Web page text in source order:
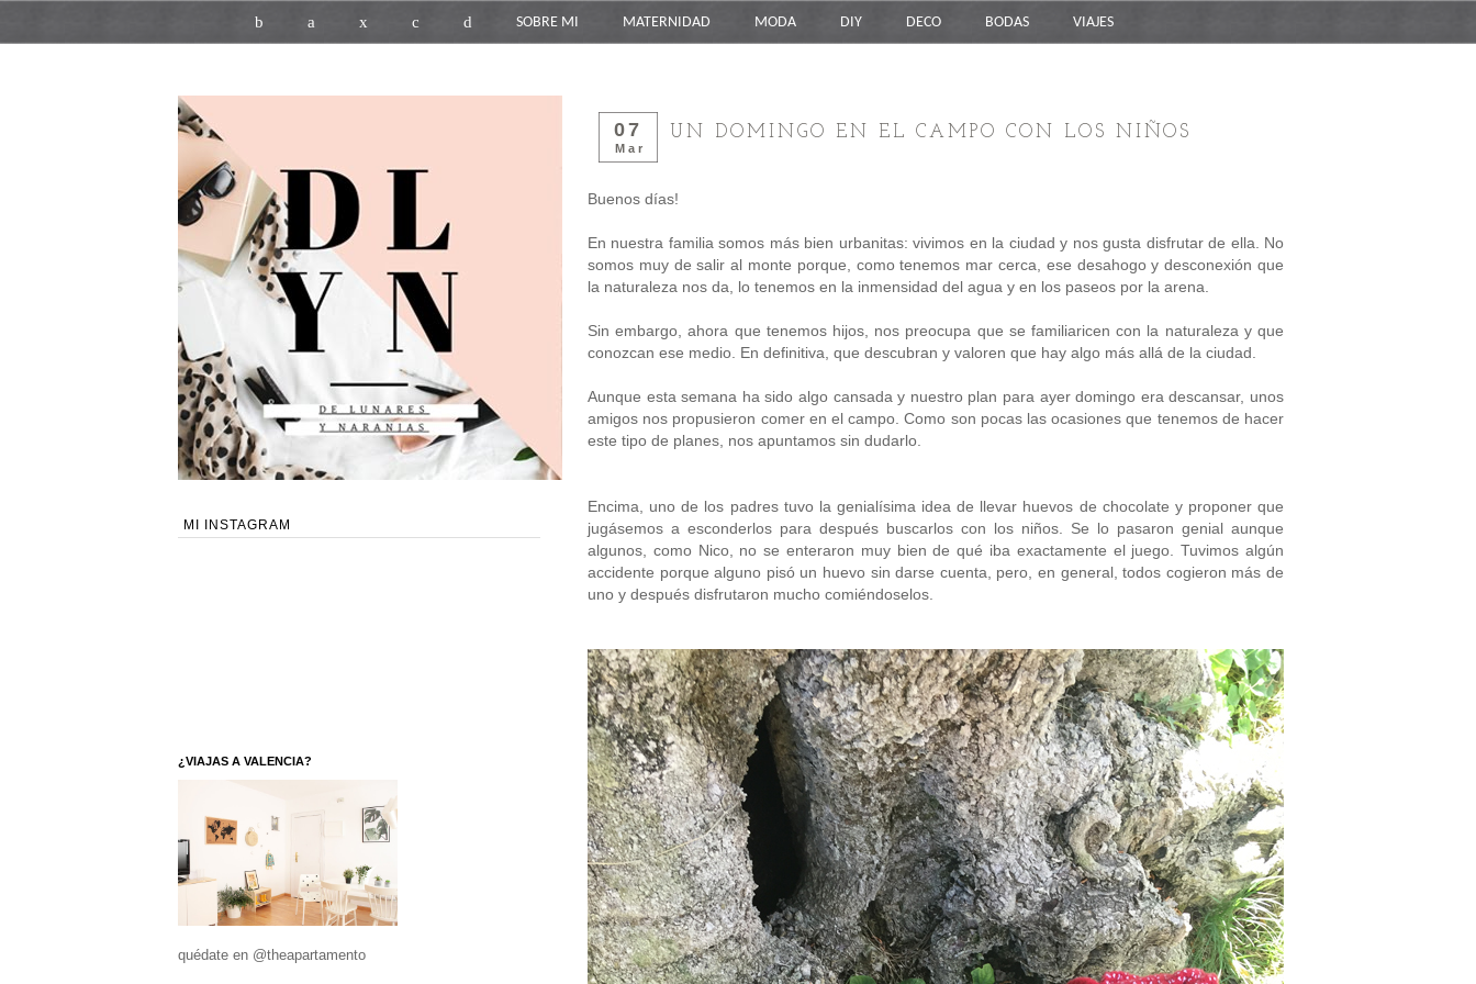
b a x c d SOBRE MI MATERNIDAD MODA DIY DECO BODAS VIAJES
07
Mar
UN DOMINGO EN EL CAMPO CON LOS NIÑOS
Buenos días!
En nuestra familia somos más bien urbanitas: vivimos en la ciudad y nos gusta disfrutar de ella. No
somos muy de salir al monte porque, como tenemos mar cerca, ese desahogo y desconexión que
la naturaleza nos da, lo tenemos en la inmensidad del agua y en los paseos por la arena.
Sin embargo, ahora que tenemos hijos, nos preocupa que se familiaricen con la naturaleza y que
conozcan ese medio. En definitiva, que descubran y valoren que hay algo más allá de la ciudad.
Aunque esta semana ha sido algo cansada y nuestro plan para ayer domingo era descansar, unos
amigos nos propusieron comer en el campo. Como son pocas las ocasiones que tenemos de hacer
este tipo de planes, nos apuntamos sin dudarlo.
Encima, uno de los padres tuvo la genialísima idea de llevar huevos de chocolate y proponer que
jugásemos a esconderlos para después buscarlos con los niños. Se lo pasaron genial aunque
algunos, como Nico, no se enteraron muy bien de qué iba exactamente el juego. Tuvimos algún
accidente porque alguno pisó un huevo sin darse cuenta, pero, en general, todos cogieron más de
uno y después disfrutaron mucho comiéndoselos.
MI INSTAGRAM
¿VIAJAS A VALENCIA?
quédate en @theapartamento